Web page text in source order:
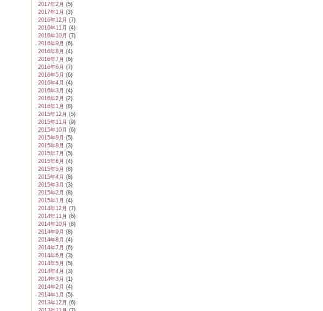
2017年2月 (5)
2017年1月 (3)
2016年12月 (7)
2016年11月 (4)
2016年10月 (7)
2016年9月 (6)
2016年8月 (4)
2016年7月 (6)
2016年6月 (7)
2016年5月 (6)
2016年4月 (4)
2016年3月 (4)
2016年2月 (2)
2016年1月 (8)
2015年12月 (5)
2015年11月 (9)
2015年10月 (6)
2015年9月 (5)
2015年8月 (3)
2015年7月 (5)
2015年6月 (4)
2015年5月 (8)
2015年4月 (8)
2015年3月 (3)
2015年2月 (8)
2015年1月 (4)
2014年12月 (7)
2014年11月 (6)
2014年10月 (8)
2014年9月 (8)
2014年8月 (4)
2014年7月 (6)
2014年6月 (3)
2014年5月 (5)
2014年4月 (3)
2014年3月 (1)
2014年2月 (4)
2014年1月 (5)
2013年12月 (6)